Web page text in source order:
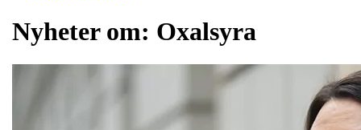
Nyheter om: Oxalsyra